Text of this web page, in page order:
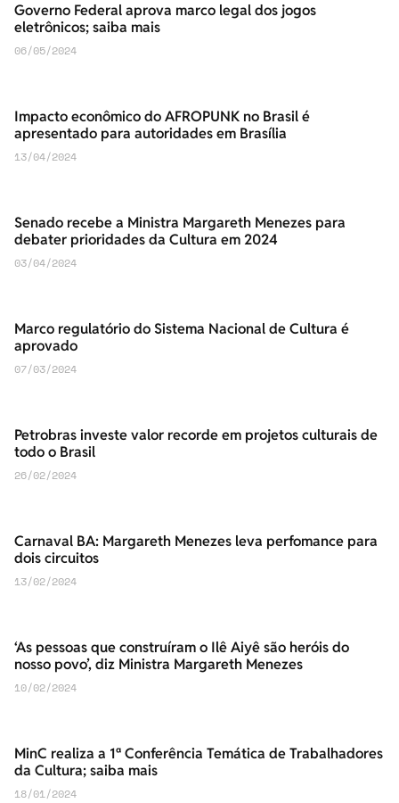
Governo Federal aprova marco legal dos jogos
eletrônicos; saiba mais
06/05/2024
Impacto econômico do AFROPUNK no Brasil é
apresentado para autoridades em Brasília
13/04/2024
Senado recebe a Ministra Margareth Menezes para
debater prioridades da Cultura em 2024
03/04/2024
Marco regulatório do Sistema Nacional de Cultura é
aprovado
07/03/2024
Petrobras investe valor recorde em projetos culturais de
todo o Brasil
26/02/2024
Carnaval BA: Margareth Menezes leva perfomance para
dois circuitos
13/02/2024
‘As pessoas que construíram o Ilê Aiyê são heróis do
nosso povo’, diz Ministra Margareth Menezes
10/02/2024
MinC realiza a 1ª Conferência Temática de Trabalhadores
da Cultura; saiba mais
18/01/2024